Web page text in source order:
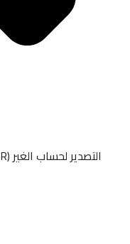
التصدير لحساب الغير (EOR)